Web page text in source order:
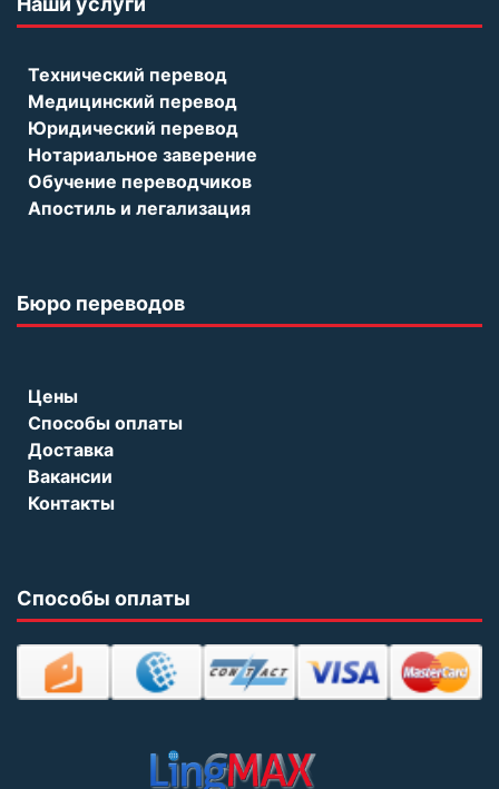
Технический перевод
Медицинский перевод
Юридический перевод
Нотариальное заверение
Обучение переводчиков
Апостиль и легализация
Бюро переводов
Цены
Способы оплаты
Доставка
Вакансии
Контакты
Способы оплаты